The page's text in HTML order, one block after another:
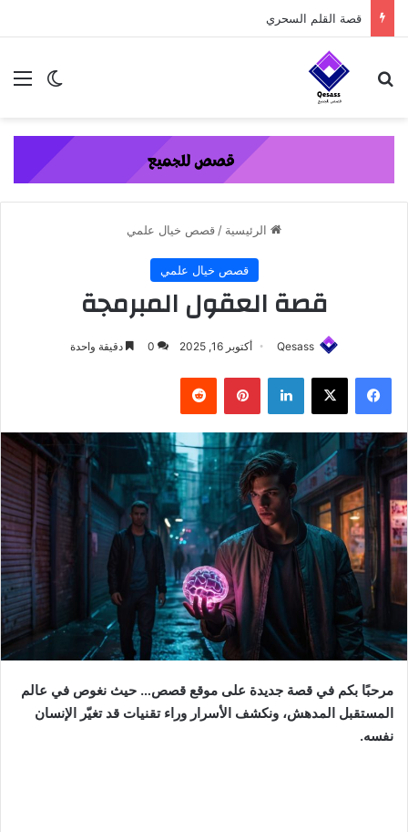
content
قصة القلم السحري
الوضع بحث عن
الرئيسية / قصص خيال علمي
قصص خيال علمي
قصة العقول المبرمجة
Qesass أكتوبر 16, 2025 0 دقيقة واحدة
فيسبوك ‫X لينكدإن بينتيريست
مرحبًا بكم في قصة جديدة على موقع قصص… حيث نغوص في عالم
المستقبل المدهش، ونكشف الأسرار وراء تقنيات قد تغيّر الإنسان
نفسه.